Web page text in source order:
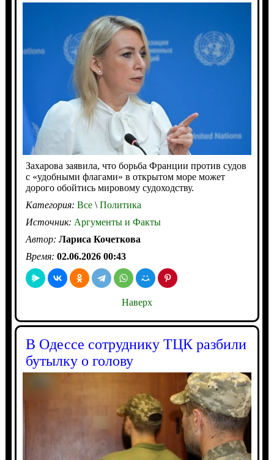
Захарова заявила, что борьба Франции против судов
с «удобными флагами» в открытом море может
дорого обойтись мировому судоходству.
Категория: Все\Политика
Источник: Аргументы и Факты
Автор: Лариса Кочеткова
Время: 02.06.2026 00:43
Наверх
В Одессе сотруднику ТЦК разбили
бутылку о голову